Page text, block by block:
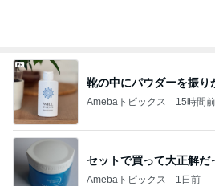
靴の中にパウダーを振り
Amebaトピックス 15時間前
セットで買って大正解だ
Amebaトピックス 1日前